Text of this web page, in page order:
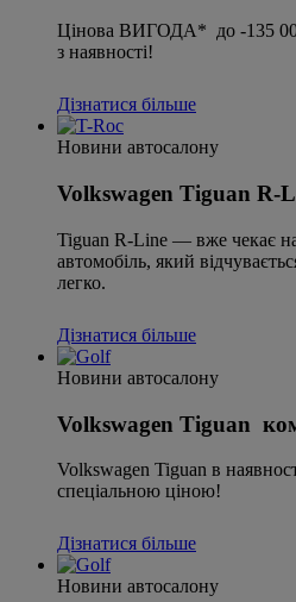
Цінова ВИГОДА* до -135
з наявності!
Дізнатися більше
Новини автосалону
Volkswagen Tiguan R-
Tiguan R-Line — вже чекає
автомобіль, який
легко.
Дізнатися більше
Новини автосалону
Volkswagen Tiguan
Volkswagen Tiguan в
спеціальною ціною!
Дізнатися більше
Новини автосалону